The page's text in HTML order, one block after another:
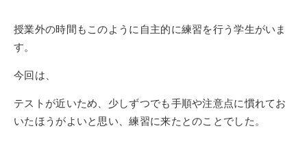
授業外の時間もこのように自主的に練習を行う学生がいま
す。
今回は、
テストが近いため、少しずつでも手順や注意点に慣れてお
いたほうがよいと思い、練習に来たとのことでした。